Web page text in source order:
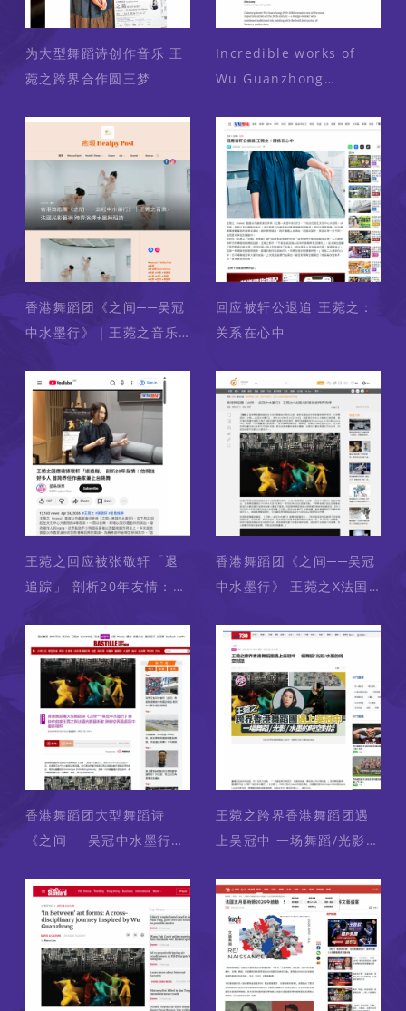
为大型舞蹈诗创作音乐 王
菀之跨界合作圆三梦
Incredible works of
Wu Guanzhong
Kong dance crossover
香港舞蹈团《之间──吴冠
中水墨行》｜王菀之音乐×
墨舞蹈诗
回应被轩公退追 王菀之：
关系在心中
王菀之回应被张敬轩「退
追踪」 剖析20年友情：他
家兼上台跳舞
香港舞蹈团《之间──吴冠
中水墨行》 王菀之X法国
香港舞蹈团大型舞蹈诗
《之间──吴冠中水墨行》
光影艺术家 跨时空再现吴
冠中艺术精粹
王菀之跨界香港舞蹈团遇
上吴冠中 一场舞蹈/光影/